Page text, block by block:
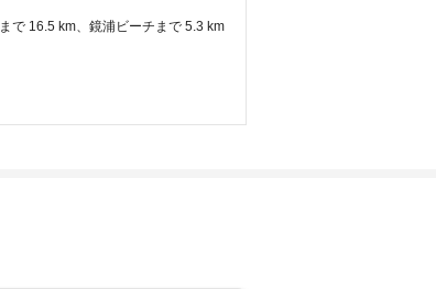
で 16.5 km、鏡浦ビーチまで 5.3 km